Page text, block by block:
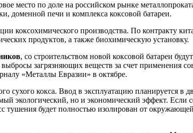
место по доле на российском рынке
доменной печи и комплекса коксовой батареи.
коксохимического производства. По контракту
продуктов, а также биохимическую установку.
, со строительством новой коксовой батареи
загрязняющих веществ за счет применения
«Металлы Евразии» в октябре.
сухого кокса. Ввод в эксплуатацию планируется в
экологический, но и экономический эффект.
тушения будет полностью изолирован от